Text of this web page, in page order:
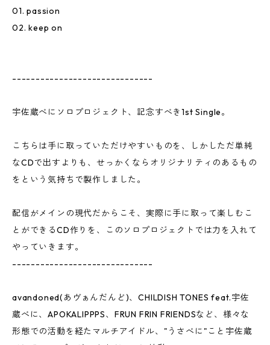
01. passion
02. keep on
------------------------------
宇佐蔵べにソロプロジェクト、記念すべき1st Single。
こちらは手に取っていただけやすいものを、しかしただ単純
なCDで出すよりも、せっかくならオリジナリティのあるもの
をという気持ちで製作しました。
配信がメインの現代だからこそ、実際に手に取って楽しむこ
とができるCD作りを、このソロプロジェクトでは力を入れて
やっていきます。
------------------------------
avandoned(あヴぁんだんど)、CHILDISH TONES feat.宇佐
蔵べに、APOKALIPPPS、FRUN FRIN FRIENDSなど、様々な
形態での活動を経たマルチアイドル、"うさべに"こと宇佐蔵